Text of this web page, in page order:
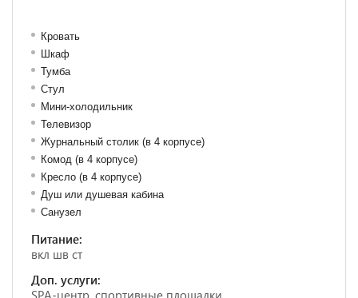
Кровать
Шкаф
Тумба
Стул
Мини-холодильник
Телевизор
Журнальный столик (в 4 корпусе)
Комод (в 4 корпусе)
Кресло (в 4 корпусе)
Душ или душевая кабина
Санузел
Питание:
вкл шв ст
Доп. услуги:
SPA-центр, спортивные площадки